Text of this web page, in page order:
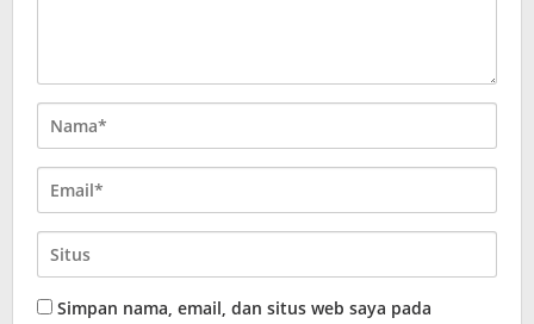
Simpan nama, email, dan situs web saya pada